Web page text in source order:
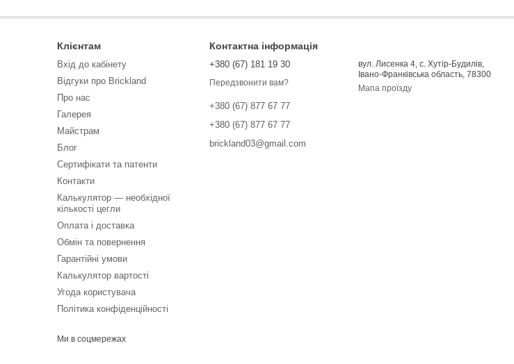
Клієнтам
Вхід до кабінету
Відгуки про Brickland
Про нас
Галерея
Майстрам
Блог
Сертифікати та патенти
Контакти
Калькулятор — необхідної
кількості цегли
Оплата і доставка
Обмін та повернення
Гарантійні умови
Калькулятор вартості
Угода користувача
Політика конфіденційності
Ми в соцмережах
Контактна інформація
+380 (67) 181 19 30
Передзвонити вам?
+380 (67) 877 67 77
+380 (67) 877 67 77
brickland03@gmail.com
вул. Лисенка 4, с. Хутір-Будилів,
Івано-Франківська область, 78300
Мапа проїзду